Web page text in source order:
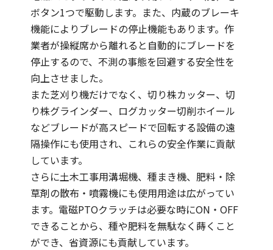
ボタン1つで駆動します。また、内蔵のブレーキ
機能によりブレードの停止機能もあります。作
業者が操縦席から離れると自動的にブレードを
停止するので、不測の事態を回避する安全性を
向上させました。
また芝刈り機だけでなく、切り株カッター、切
り株グラインダー、ログカッター切削ホイール
などブレードが高スピードで回転する設備の遠
隔操作にも使用され、これらの安全作業に貢献
しています。
さらに土木工事用溝堀機、種まき機、肥料・除
草剤の散布・噴霧機にも使用用途は広がってい
ます。電磁PTOクラッチは必要な時にON・OFF
できることから、種や肥料を無駄なく蒔くこと
ができ、省資源にも貢献しています。